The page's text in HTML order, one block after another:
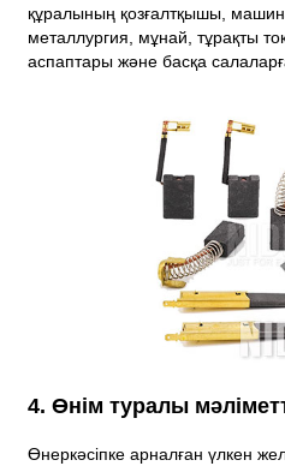
құралының қозғалтқышы,
металлургия, мұнай, тұрақты
аспаптары және басқа
4. Өнім туралы
Өнеркәсіпке арналған үлкен